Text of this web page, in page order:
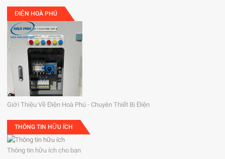
ĐIỆN HOÀ PHÚ
Giới Thiệu Về Điện Hoà Phú - Chuyên Thiết Bị Điện
THÔNG TIN HỮU ÍCH
Thông tin hữu ích cho bạn